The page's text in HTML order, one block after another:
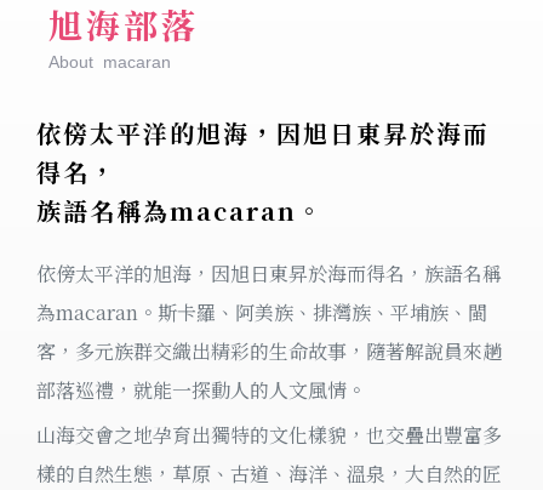
旭海部落
About macaran
依傍太平洋的旭海，因旭日東昇於海而
得名，
族語名稱為macaran。
依傍太平洋的旭海，因旭日東昇於海而得名，族語名稱
為macaran。斯卡羅、阿美族、排灣族、平埔族、閩
客，多元族群交織出精彩的生命故事，隨著解說員來趟
部落巡禮，就能一探動人的人文風情。
山海交會之地孕育出獨特的文化樣貌，也交疊出豐富多
樣的自然生態，草原、古道、海洋、溫泉，大自然的匠